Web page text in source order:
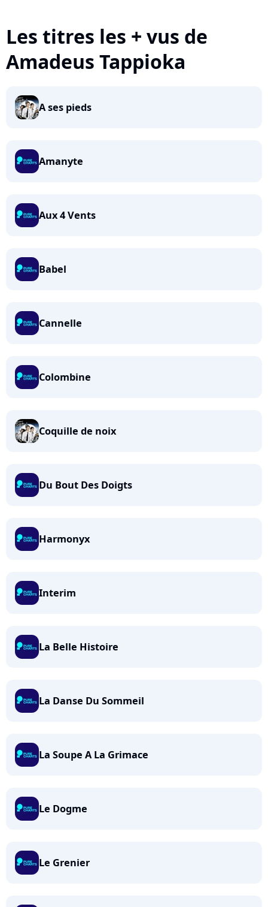
Les titres les + vus de
Amadeus Tappioka
A ses pieds
Amanyte
Aux 4 Vents
Babel
Cannelle
Colombine
Coquille de noix
Du Bout Des Doigts
Harmonyx
Interim
La Belle Histoire
La Danse Du Sommeil
La Soupe A La Grimace
Le Dogme
Le Grenier